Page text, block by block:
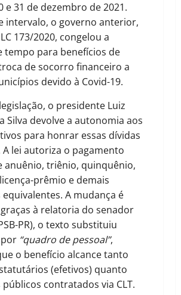
e 31 de dezembro de 2021.
intervalo, o governo anterior,
173/2020, congelou a
tempo para benefícios de
de socorro financeiro a
devido à Covid-19.
o presidente Luiz
Silva devolve a autonomia aos
para honrar essas dívidas
lei autoriza o pagamento
anuênio, triênio, quinquênio,
prêmio e demais
A mudança é
à relatoria do senador
PR), o texto substituiu
“quadro de pessoal”,
o benefício alcance tanto
(efetivos) quanto
contratados via CLT.